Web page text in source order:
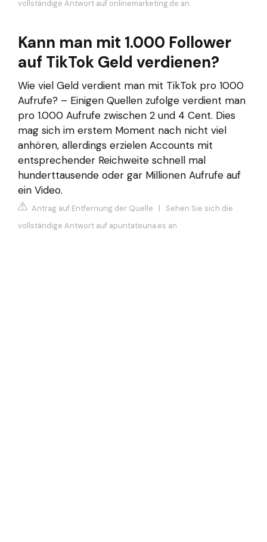
vollständige Antwort auf onlinemarketing.de an
Kann man mit 1.000 Follower
auf TikTok Geld verdienen?
Wie viel Geld verdient man mit TikTok pro 1000
Aufrufe? – Einigen Quellen zufolge verdient man
pro 1.000 Aufrufe zwischen 2 und 4 Cent. Dies
mag sich im erstem Moment nach nicht viel
anhören, allerdings erzielen Accounts mit
entsprechender Reichweite schnell mal
hunderttausende oder gar Millionen Aufrufe auf
ein Video.
Antrag auf Entfernung der Quelle | Sehen Sie sich die
vollständige Antwort auf apuntateuna.es an